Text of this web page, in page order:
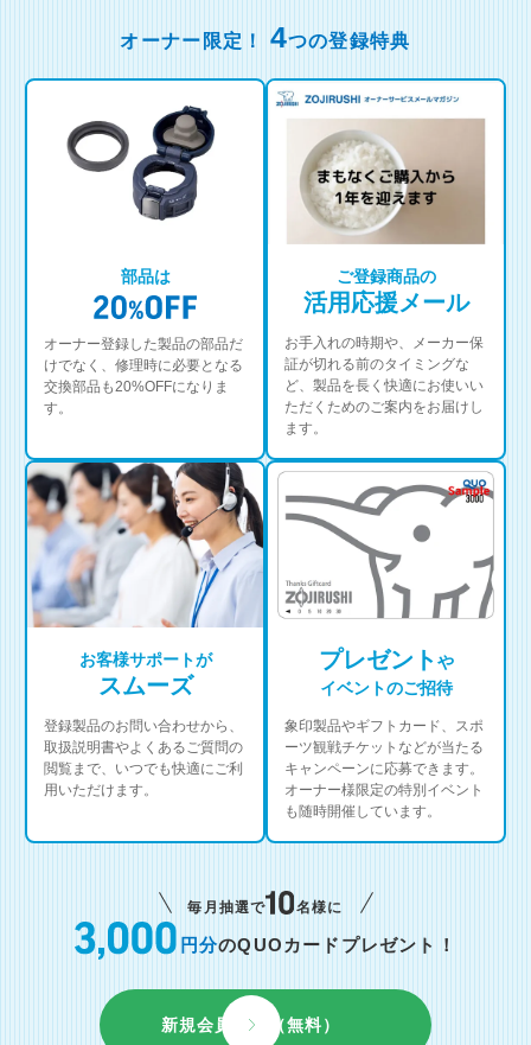
オーナー限定！ 4つの登録特典
部品は
オーナー登録した製品の部品だ
けでなく、修理時に必要となる
交換部品も20%OFFになりま
す。
ご登録商品の
活用応援メール
お手入れの時期や、メーカー保
証が切れる前のタイミングな
ど、製品を長く快適にお使いい
ただくためのご案内をお届けし
ます。
お客様サポートが
スムーズ
登録製品のお問い合わせから、
取扱説明書やよくあるご質問の
閲覧まで、いつでも快適にご利
用いただけます。
プレゼントや
イベントのご招待
象印製品やギフトカード、スポ
ーツ観戦チケットなどが当たる
キャンペーンに応募できます。
オーナー様限定の特別イベント
も随時開催しています。
毎月抽選で 名様に
円分のQUOカードプレゼント！
新規会員登録（無料）